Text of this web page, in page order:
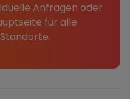
Anfragen oder
für alle